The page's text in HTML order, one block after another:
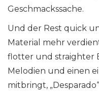
Geschmackssache.
Und der Rest quick
Material mehr
flotter und straighter
Melodien und einen
mitbringt,